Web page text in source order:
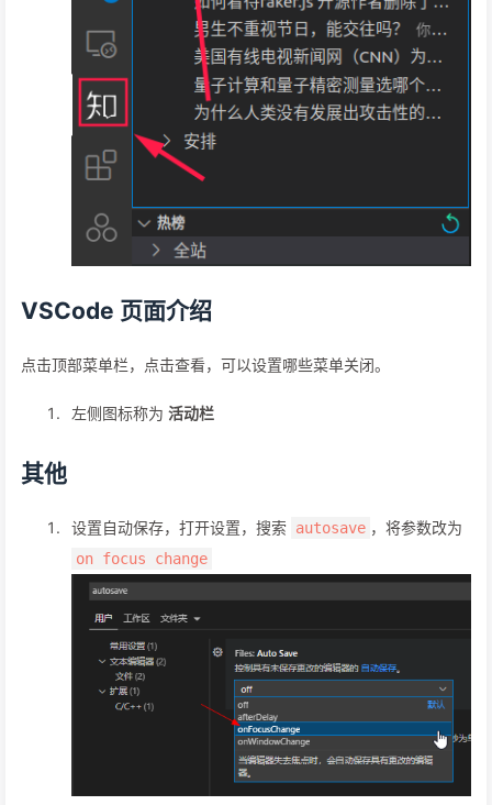
VSCode 页面介绍
点击顶部菜单栏，点击查看，可以设置哪些菜单关闭。
左侧图标称为 活动栏
其他
设置自动保存，打开设置，搜索 autosave ，将参数改为
on focus change